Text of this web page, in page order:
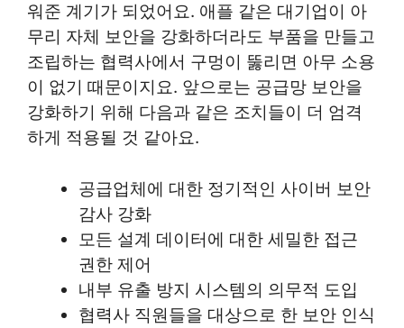
워준 계기가 되었어요. 애플 같은 대기업이 아
무리 자체 보안을 강화하더라도 부품을 만들고
조립하는 협력사에서 구멍이 뚫리면 아무 소용
이 없기 때문이지요. 앞으로는 공급망 보안을
강화하기 위해 다음과 같은 조치들이 더 엄격
하게 적용될 것 같아요.
공급업체에 대한 정기적인 사이버 보안
감사 강화
모든 설계 데이터에 대한 세밀한 접근
권한 제어
내부 유출 방지 시스템의 의무적 도입
협력사 직원들을 대상으로 한 보안 인식